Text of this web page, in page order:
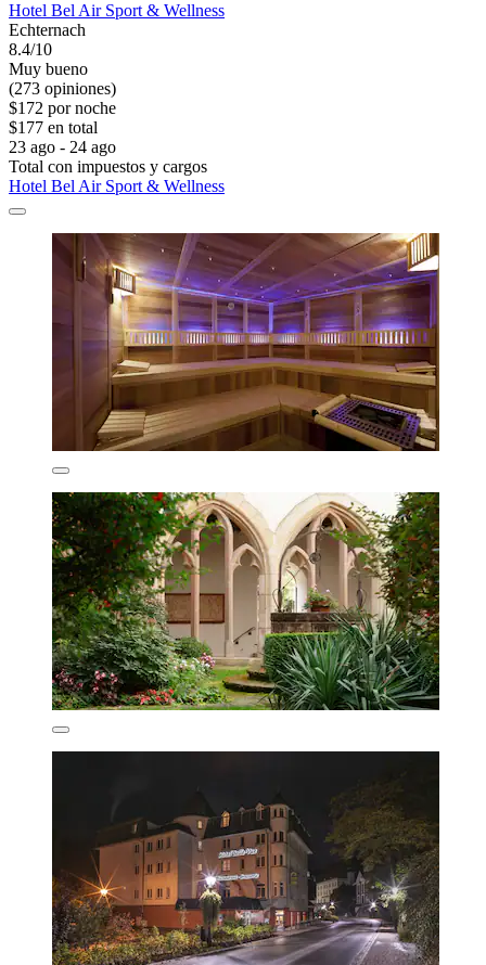
Hotel Bel Air Sport & Wellness
Echternach
8.4/10
Muy bueno
(273 opiniones)
$172 por noche
$177 en total
23 ago - 24 ago
Total con impuestos y cargos
Hotel Bel Air Sport & Wellness